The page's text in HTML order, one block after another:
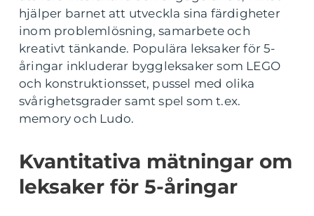
hjälper barnet att utveckla sina färdigheter
inom problemlösning, samarbete och
kreativt tänkande. Populära leksaker för 5-
åringar inkluderar byggleksaker som LEGO
och konstruktionsset, pussel med olika
svårighetsgrader samt spel som t.ex.
memory och Ludo.
Kvantitativa mätningar om
leksaker för 5-åringar